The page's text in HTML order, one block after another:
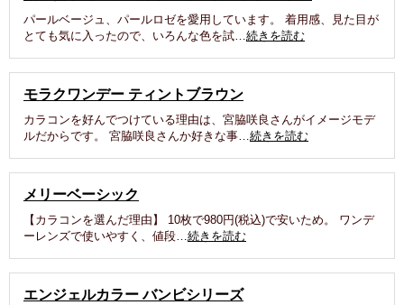
パールベージュ、パールロゼを愛用しています。 着用感、見た目が
とても気に入ったので、いろんな色を試…続きを読む
モラクワンデー ティントブラウン
カラコンを好んでつけている理由は、宮脇咲良さんがイメージモデ
ルだからです。 宮脇咲良さんか好きな事…続きを読む
メリーベーシック
【カラコンを選んだ理由】 10枚で980円(税込)で安いため。 ワンデ
ーレンズで使いやすく、値段…続きを読む
エンジェルカラー バンビシリーズ